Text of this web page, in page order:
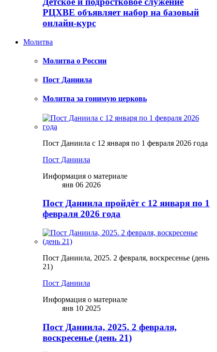
РЦХВЕ объявляет набор на базовый
онлайн-курс
Молитва
Молитва о России
Пост Даниила
Молитва за гонимую церковь
Пост Даниила с 12 января по 1 февраля 2026 года
Пост Даниила
Информация о материале
янв 06 2026
Пост Даниила пройдёт с 12 января по 1
февраля 2026 года
Пост Даниила, 2025. 2 февраля, воскресенье (день
21)
Пост Даниила
Информация о материале
янв 10 2025
Пост Даниила, 2025. 2 февраля,
воскресенье (день 21)